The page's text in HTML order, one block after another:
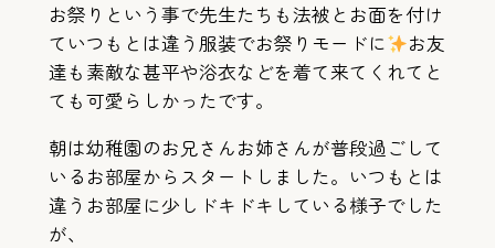
お祭りという事で先生たちも法被とお面を付け
ていつもとは違う服装でお祭りモードに
お友
達も素敵な甚平や浴衣などを着て来てくれてと
ても可愛らしかったです。
朝は幼稚園のお兄さんお姉さんが普段過ごして
いるお部屋からスタートしました。いつもとは
違うお部屋に少しドキドキしている様子でした
が、